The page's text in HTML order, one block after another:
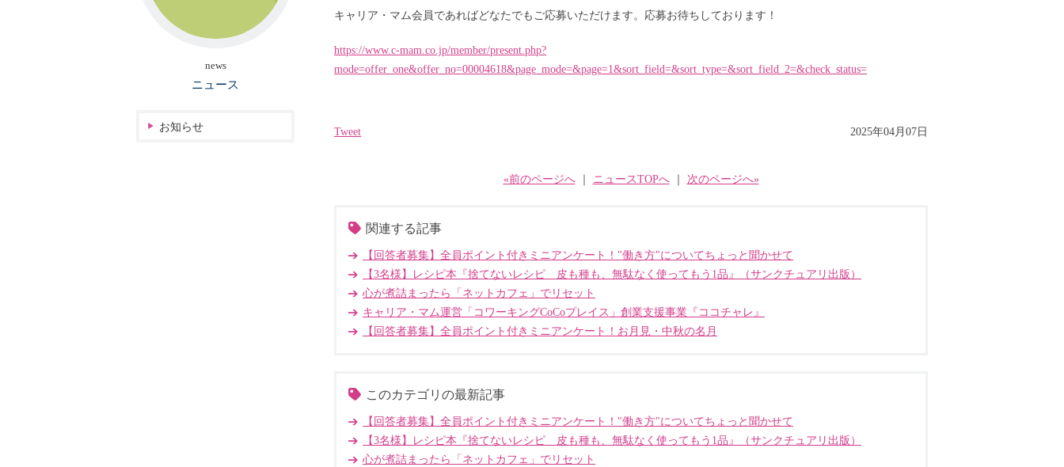
キャリア・マム会員であればどなたでもご応募いただけます。応募お待ちしております！
https://www.c-mam.co.jp/member/present.php?
mode=offer_one&offer_no=00004618&page_mode=&page=1&sort_field=&sort_type=&sort_field_2=&check_status=
Tweet 2025年04月07日
«前のページへ｜ ニュースTOPへ｜ 次のページへ»
関連する記事
【回答者募集】全員ポイント付きミニアンケート！"働き方"についてちょっと聞かせて
【3名様】レシピ本『捨てないレシピ 皮も種も、無駄なく使ってもう1品』（サンクチュアリ出版）
心が煮詰まったら「ネットカフェ」でリセット
キャリア・マム運営「コワーキングCoCoプレイス」創業支援事業『ココチャレ』
【回答者募集】全員ポイント付きミニアンケート！お月見・中秋の名月
このカテゴリの最新記事
【回答者募集】全員ポイント付きミニアンケート！"働き方"についてちょっと聞かせて
【3名様】レシピ本『捨てないレシピ 皮も種も、無駄なく使ってもう1品』（サンクチュアリ出版）
心が煮詰まったら「ネットカフェ」でリセット
news
ニュース
お知らせ